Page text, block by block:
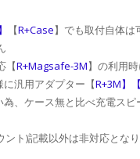
【R+Case】でも取付自体は
【R+Magsafe-3M】の利用
汎用アダプター【R+3M】
、ケース無と比べ充電ス
ント)記載以外は非対応とな